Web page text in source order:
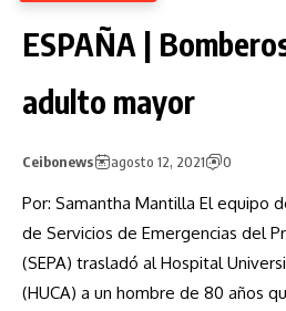
ESPAÑA |
adulto mayor
Ceibonews agosto 12, 2021 0
Por: Samantha Mantilla El equipo
de Servicios de Emergencias del
(SEPA) trasladó al Hospital
(HUCA) a un hombre de 80 años